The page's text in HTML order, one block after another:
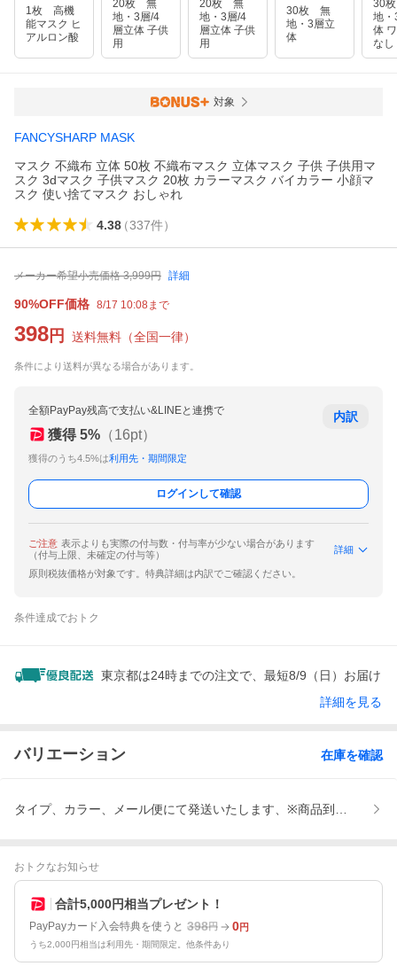
1枚 高機
能マスク ヒ
アルロン酸
20枚 無
地・3層/4
層立体 子供
用
20枚 無
地・3層/4
層立体 子供
用
30枚 無
地・3層立
体
30
地・
体
なし
対象
FANCYSHARP MASK
マスク 不織布 立体 50枚 不織布マスク 立体マスク 子供 子供用マ
スク 3dマスク 子供マスク 20枚 カラーマスク バイカラー 小顔マ
スク 使い捨てマスク おしゃれ
4.38（337件）
メーカー希望小売価格 3,999円 詳細
90%OFF価格 8/17 10:08まで
398 円 送料無料 （全国一律）
条件により送料が異なる場合があります。
全額PayPay残高で支払い&LINEと連携で
獲得 5% （16pt）
獲得のうち4.5%は利用先・期間限定
内訳
ログインして確認
ご注意 表示よりも実際の付与数・付与率が少ない場合があります
（付与上限、未確定の付与等）
詳細
原則税抜価格が対象です。特典詳細は内訳でご確認ください。
条件達成でおトク
東京都は24時までの注文で、最短8/9（日）お届け
詳細を見る
バリエーション 在庫を確認
タイプ、カラー、メール便にて発送いたします、※商品到着後、レ
おトクなお知らせ
合計5,000円相当プレゼント！
PayPayカード入会特典を使うと 398円 0円
うち2,000円相当は利用先・期間限定。他条件あり